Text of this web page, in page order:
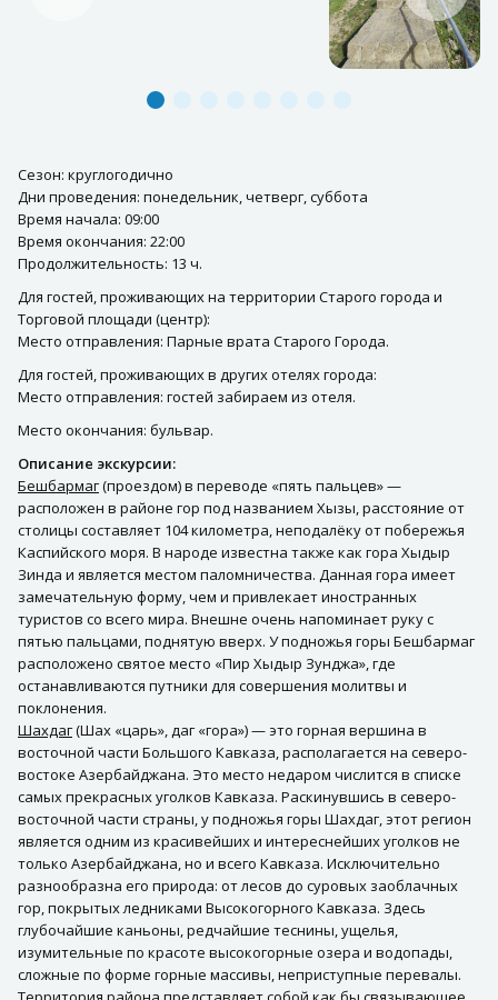
Сезон: круглогодично
Дни проведения: понедельник, четверг, суббота
Время начала: 09:00
Время окончания: 22:00
Продолжительность: 13 ч.
Для гостей, проживающих на территории Старого города и
Торговой площади (центр):
Место отправления: Парные врата Старого Города.
Для гостей, проживающих в других отелях города:
Место отправления: гостей забираем из отеля.
Место окончания: бульвар.
Описание экскурсии:
Бешбармаг(проездом) в переводе «пять пальцев» —
расположен в районе гор под названием Хызы, расстояние от
столицы составляет 104 километра, неподалёку от побережья
Каспийского моря. В народе известна также как гора Хыдыр
Зинда и является местом паломничества. Данная гора имеет
замечательную форму, чем и привлекает иностранных
туристов со всего мира. Внешне очень напоминает руку с
пятью пальцами, поднятую вверх. У подножья горы Бешбармаг
расположено святое место «Пир Хыдыр Зунджа», где
останавливаются путники для совершения молитвы и
поклонения.
Шахдаг(Шах «царь», даг «гора») — это горная вершина в
восточной части Большого Кавказа, располагается на северо-
востоке Азербайджана. Это место недаром числится в списке
самых прекрасных уголков Кавказа. Раскинувшись в северо-
восточной части страны, у подножья горы Шахдаг, этот регион
является одним из красивейших и интереснейших уголков не
только Азербайджана, но и всего Кавказа. Исключительно
разнообразна его природа: от лесов до суровых заоблачных
гор, покрытых ледниками Высокогорного Кавказа. Здесь
глубочайшие каньоны, редчайшие теснины, ущелья,
изумительные по красоте высокогорные озера и водопады,
сложные по форме горные массивы, неприступные перевалы.